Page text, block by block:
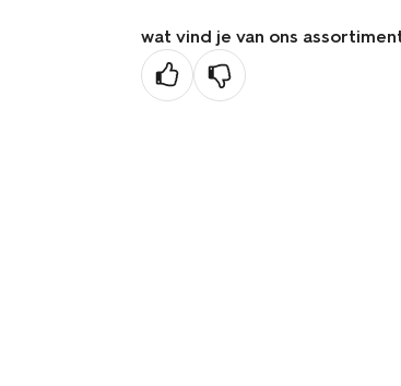
wat vind je van ons